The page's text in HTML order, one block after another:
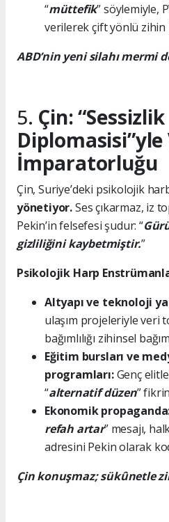
“müttefik” söylemiyle,
verilerek çift yönlü zihin
ABD’nin yeni silahı mermi
5. Çin: “Sessizlik
Diplomasisi”yle
İmparatorluğu
Çin, Suriye’deki psikolojik
yönetiyor.Ses çıkarmaz, iz
Pekin’in felsefesi şudur: “
gizliliğini kaybetmiştir.”
Psikolojik Harp
Altyapı ve teknoloji
ulaşım projeleriyle veri
bağımlılığı zihinsel
Eğitim bursları ve
programları:Genç
“alternatif düzen”
Ekonomik
refah artar” mesajı,
adresini Pekin olarak
Çin konuşmaz; sükûnetle